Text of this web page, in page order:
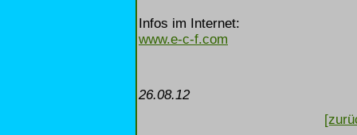
Infos im Internet:
www.e-c-f.com
26.08.12